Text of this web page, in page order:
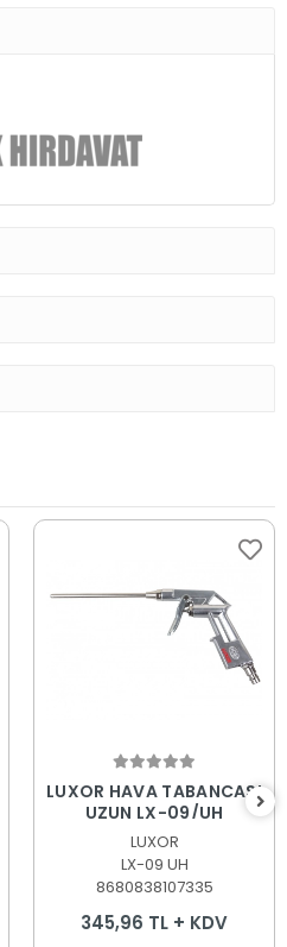
LUXOR HAVA TABANCASI
UZUN LX-09/UH
LUXOR
LX-09 UH
8680838107335
345,96 TL + KDV